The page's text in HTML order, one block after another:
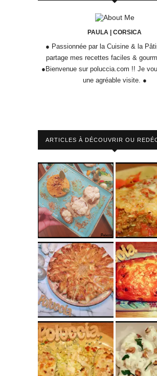
PAULA | CORSICA
● Passionnée par la Cuisine & la
partage mes recettes faciles &
●Bienvenue sur poluccia.com !! Je
une agréable visite. ●
ARTICLES À DÉCOUVRIR OU